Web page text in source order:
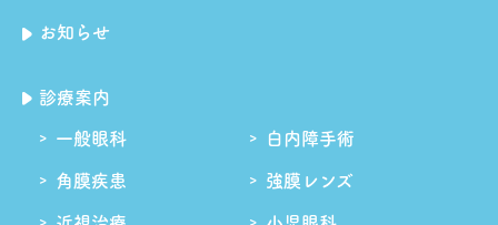
お知らせ
診療案内
一般眼科 白内障手術
角膜疾患 強膜レンズ